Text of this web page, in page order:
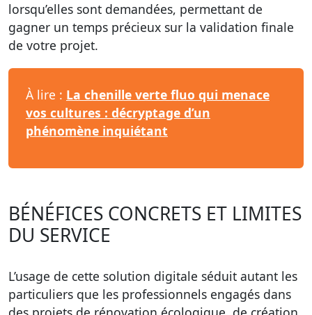
lorsqu’elles sont demandées, permettant de
gagner un temps précieux sur la validation finale
de votre projet.
À lire : La chenille verte fluo qui menace
vos cultures : décryptage d’un
phénomène inquiétant
BÉNÉFICES CONCRETS ET LIMITES
DU SERVICE
L’usage de cette solution digitale séduit autant les
particuliers que les professionnels engagés dans